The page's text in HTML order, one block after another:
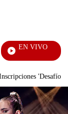
EN VIVO
'Desafío'